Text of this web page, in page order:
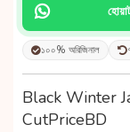
১০০% অরিজিনাল
Black Winter
CutPriceBD